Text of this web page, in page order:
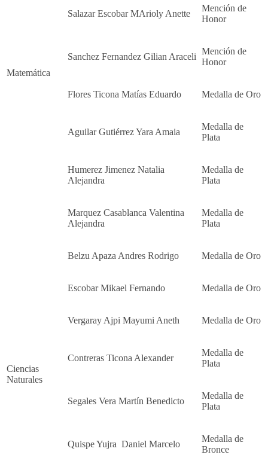
Matemática
Salazar Escobar MArioly Anette
Mención de
Honor
Sanchez Fernandez Gilian Araceli
Mención de
Honor
Flores Ticona Matías Eduardo Medalla de Oro
Aguilar Gutiérrez Yara Amaia
Medalla de
Plata
Humerez Jimenez Natalia
Alejandra
Medalla de
Plata
Marquez Casablanca Valentina
Alejandra
Medalla de
Plata
Ciencias
Naturales
Belzu Apaza Andres Rodrigo Medalla de Oro
Escobar Mikael Fernando Medalla de Oro
Vergaray Ajpi Mayumi Aneth Medalla de Oro
Contreras Ticona Alexander
Medalla de
Plata
Segales Vera Martín Benedicto
Medalla de
Plata
Quispe Yujra Daniel Marcelo
Medalla de
Bronce